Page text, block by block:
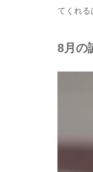
てくれる
8月の